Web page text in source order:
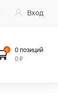
Вход
0
0 позиций
0 ₽